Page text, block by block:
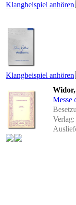
Klangbeispiel anhören
Klangbeispiel anhören
Widor,
Messe
Verlag: